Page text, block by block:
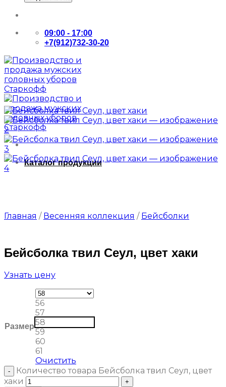
09:00 - 17:00
+7(912)732-30-20
Каталог продукции
Главная / Весенняя коллекция / Бейсболки
Бейсболка твил Сеул, цвет хаки
Узнать цену
Размер
56
57
58
59
60
61
Очистить
Количество товара Бейсболка твил Сеул, цвет
хаки